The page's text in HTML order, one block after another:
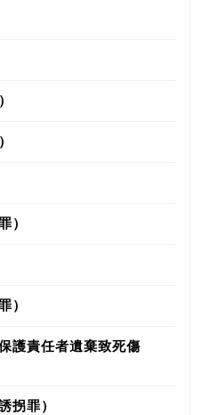
）
）
護責任者遺棄致死傷
拐罪）